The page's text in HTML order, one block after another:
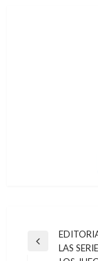
Entrada LAS